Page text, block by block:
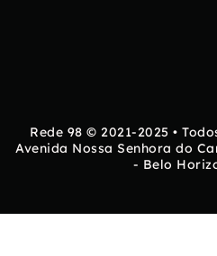
Rede 98 © 2021-2025 •
Avenida Nossa Senhora do
- Belo